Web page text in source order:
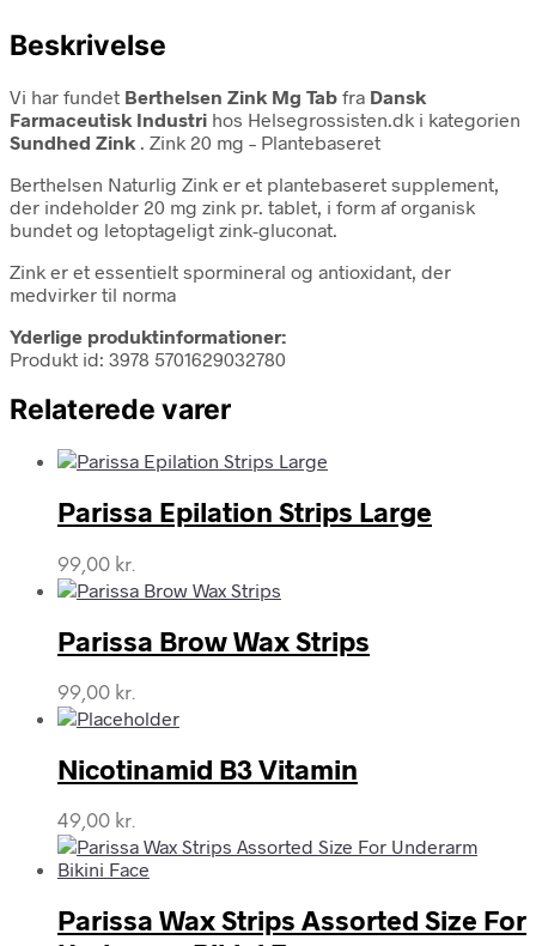
Beskrivelse
Vi har fundet Berthelsen Zink Mg Tab fra Dansk
Farmaceutisk Industri hos Helsegrossisten.dk i kategorien
Sundhed Zink . Zink 20 mg – Plantebaseret
Berthelsen Naturlig Zink er et plantebaseret supplement,
der indeholder 20 mg zink pr. tablet, i form af organisk
bundet og letoptageligt zink-gluconat.
Zink er et essentielt spormineral og antioxidant, der
medvirker til norma
Yderlige produktinformationer:
Produkt id: 3978 5701629032780
Relaterede varer
Parissa Epilation Strips Large
99,00 kr.
Parissa Brow Wax Strips
99,00 kr.
Nicotinamid B3 Vitamin
49,00 kr.
Parissa Wax Strips Assorted Size For